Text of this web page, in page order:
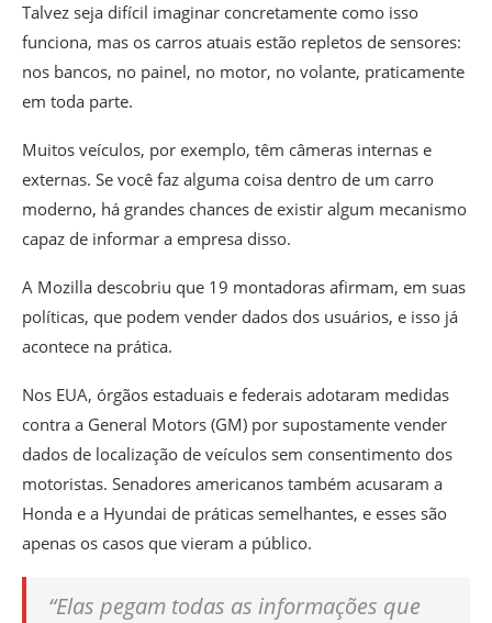
Talvez seja difícil imaginar concretamente como isso
funciona, mas os carros atuais estão repletos de sensores:
nos bancos, no painel, no motor, no volante, praticamente
em toda parte.
Muitos veículos, por exemplo, têm câmeras internas e
externas. Se você faz alguma coisa dentro de um carro
moderno, há grandes chances de existir algum mecanismo
capaz de informar a empresa disso.
A Mozilla descobriu que 19 montadoras afirmam, em suas
políticas, que podem vender dados dos usuários, e isso já
acontece na prática.
Nos EUA, órgãos estaduais e federais adotaram medidas
contra a General Motors (GM) por supostamente vender
dados de localização de veículos sem consentimento dos
motoristas. Senadores americanos também acusaram a
Honda e a Hyundai de práticas semelhantes, e esses são
apenas os casos que vieram a público.
“Elas pegam todas as informações que